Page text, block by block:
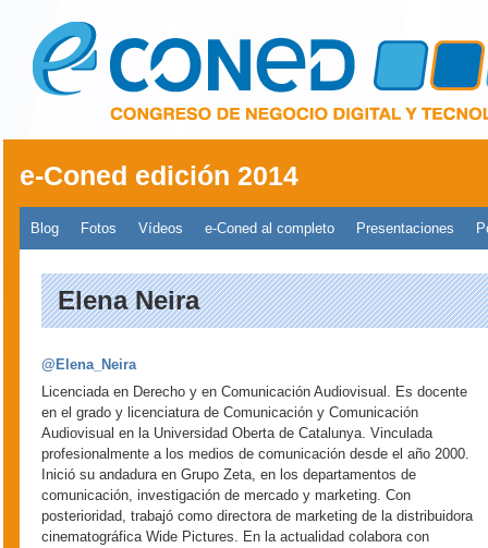
e-Coned edición 2014
Menú principal 2014
Blog Fotos Vídeos e-Coned al completo Presentaciones
Elena Neira
@Elena_Neira
Licenciada en Derecho y en Comunicación Audiovisual. Es docente
en el grado y licenciatura de Comunicación y Comunicación
Audiovisual en la Universidad Oberta de Catalunya. Vinculada
profesionalmente a los medios de comunicación desde el año 2000.
Inició su andadura en Grupo Zeta, en los departamentos de
comunicación, investigación de mercado y marketing. Con
posterioridad, trabajó como directora de marketing de la distribuidora
cinematográfica Wide Pictures. En la actualidad colabora con